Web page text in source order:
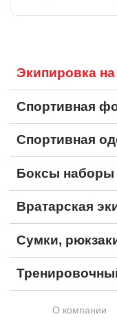
Экипировка на
Спортивная
Спортивная
Боксы наборы
Вратарская
Сумки,
О компании